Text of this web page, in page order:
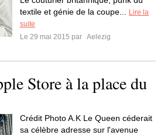
textile et génie de la coupe...
Lire la
suite
Le 29 mai 2015 par Aelezig
Store à la place du
Crédit Photo A.K Le Queen céderait
sa célèbre adresse sur l'avenue